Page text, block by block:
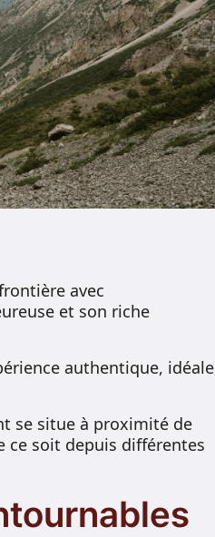
avec
et son riche
authentique, idéale
se situe à proximité de
ce soit depuis différentes